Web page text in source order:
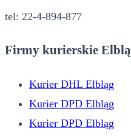
tel: 22-4-894-877
Firmy kurierskie
Kurier DHL Elbląg
Kurier DPD Elbląg
Kurier DPD Elbląg